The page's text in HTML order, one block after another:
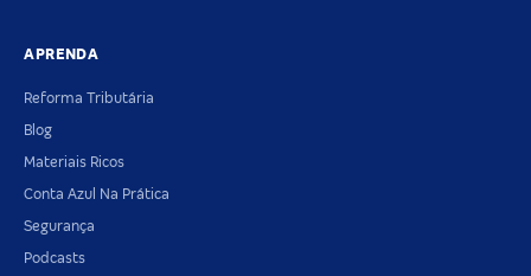
APRENDA
Reforma Tributária
Blog
Materiais Ricos
Conta Azul Na Prática
Segurança
Podcasts